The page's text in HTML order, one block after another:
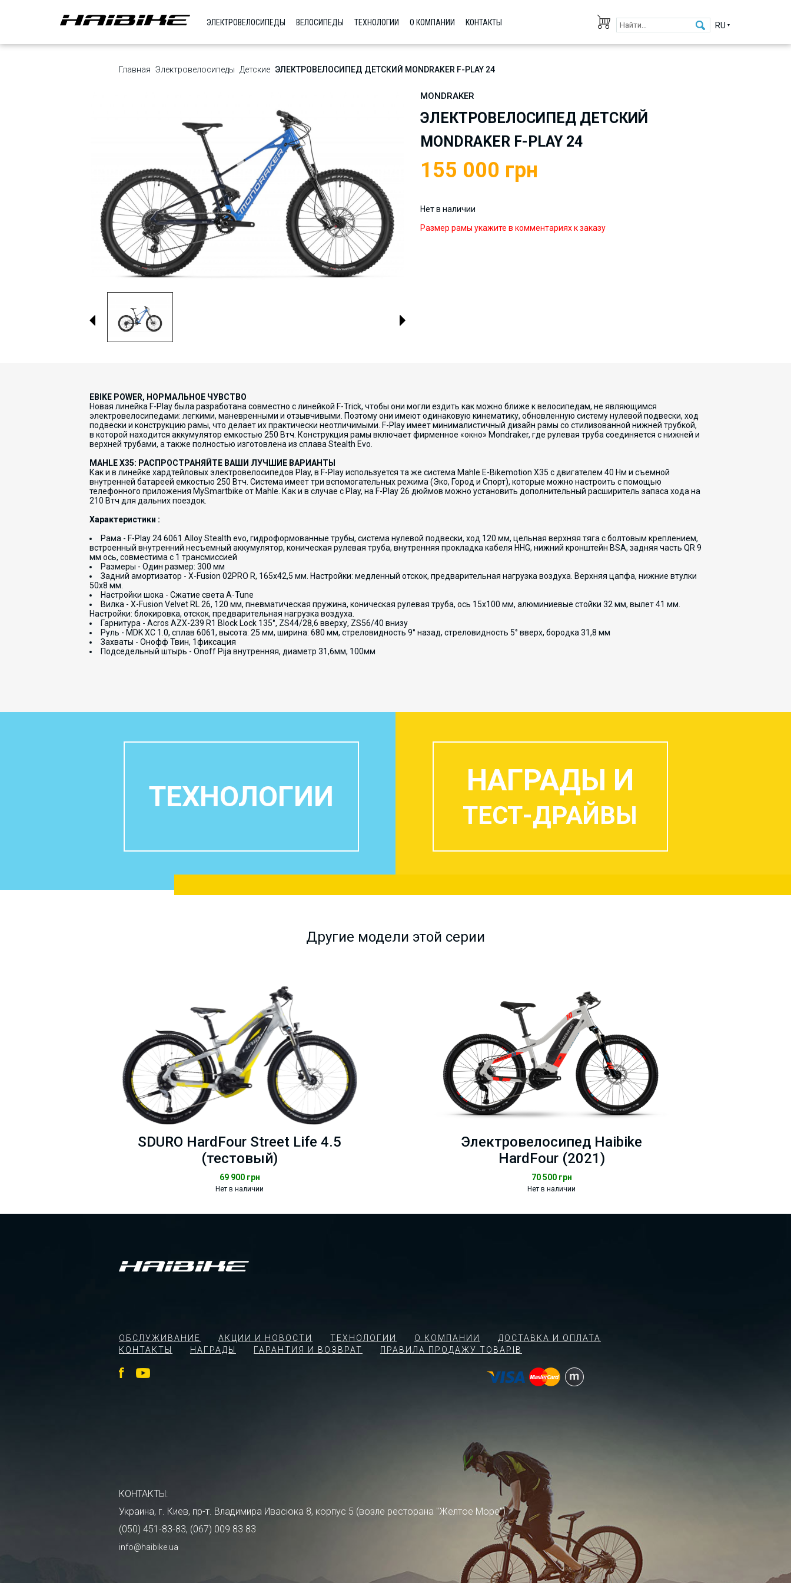
ЭЛЕКТРОВЕЛОСИПЕДЫ ВЕЛОСИПЕДЫ ТЕХНОЛОГИИ О КОМПАНИИ КОНТАКТЫ RU
Главная Электровелосипеды Детские ЭЛЕКТРОВЕЛОСИПЕД ДЕТСКИЙ MONDRAKER F-PLAY 24
MONDRAKER
ЭЛЕКТРОВЕЛОСИПЕД ДЕТСКИЙ
MONDRAKER F-PLAY 24
155 000 грн
Нет в наличии
Размер рамы укажите в комментариях к заказу
EBIKE POWER, НОРМАЛЬНОЕ ЧУВСТВО
Новая линейка F-Play была разработана совместно с линейкой F-Trick, чтобы они могли ездить как можно ближе к велосипедам, не являющимся
электровелосипедами: легкими, маневренными и отзывчивыми. Поэтому они имеют одинаковую кинематику, обновленную систему нулевой подвески, ход
подвески и конструкцию рамы, что делает их практически неотличимыми. F-Play имеет минималистичный дизайн рамы со стилизованной нижней трубкой,
в которой находится аккумулятор емкостью 250 Втч. Конструкция рамы включает фирменное «окно» Mondraker, где рулевая труба соединяется с нижней и
верхней трубами, а также полностью изготовлена из сплава Stealth Evo.
MAHLE X35: РАСПРОСТРАНЯЙТЕ ВАШИ ЛУЧШИЕ ВАРИАНТЫ
Как и в линейке хардтейловых электровелосипедов Play, в F-Play используется та же система Mahle E-Bikemotion X35 с двигателем 40 Нм и съемной
внутренней батареей емкостью 250 Втч. Система имеет три вспомогательных режима (Эко, Город и Спорт), которые можно настроить с помощью
телефонного приложения MySmartbike от Mahle. Как и в случае с Play, на F-Play 26 дюймов можно установить дополнительный расширитель запаса хода на
210 Втч для дальних поездок.
Характеристики :
Рама - F-Play 24 6061 Alloy Stealth evo, гидроформованные трубы, система нулевой подвески, ход 120 мм, цельная верхняя тяга с болтовым креплением,
встроенный внутренний несъемный аккумулятор, коническая рулевая труба, внутренняя прокладка кабеля HHG, нижний кронштейн BSA, задняя часть QR 9
мм ось, совместима с 1 трансмиссией
Размеры - Один размер: 300 мм
Задний амортизатор - X-Fusion 02PRO R, 165x42,5 мм. Настройки: медленный отскок, предварительная нагрузка воздуха. Верхняя цапфа, нижние втулки
50x8 мм.
Настройки шока - Сжатие света A-Tune
Вилка - X-Fusion Velvet RL 26, 120 мм, пневматическая пружина, коническая рулевая труба, ось 15x100 мм, алюминиевые стойки 32 мм, вылет 41 мм.
Настройки: блокировка, отскок, предварительная нагрузка воздуха.
Гарнитура - Acros AZX-239 R1 Block Lock 135°, ZS44/28,6 вверху, ZS56/40 внизу
Руль - MDK XC 1.0, сплав 6061, высота: 25 мм, ширина: 680 мм, стреловидность 9° назад, стреловидность 5° вверх, бородка 31,8 мм
Захваты - Онофф Твин, 1фиксация
Подседельный штырь - Onoff Pija внутренняя, диаметр 31,6мм, 100мм
ТЕХНОЛОГИИ НАГРАДЫ И
ТЕСТ-ДРАЙВЫ
Другие модели этой серии
SDURO HardFour Street Life 4.5
(тестовый)
69 900 грн
Нет в наличии
Электровелосипед Haibike
HardFour (2021)
70 500 грн
Нет в наличии
ОБСЛУЖИВАНИЕ АКЦИИ И НОВОСТИ ТЕХНОЛОГИИ О КОМПАНИИ
ДОСТАВКА И ОПЛАТА
КОНТАКТЫ
НАГРАДЫ ГАРАНТИЯ И ВОЗВРАТ ПРАВИЛА ПРОДАЖУ ТОВАРІВ
КОНТАКТЫ:
Украина, г. Киев, пр-т. Владимира Ивасюка 8, корпус 5 (возле ресторана "Желтое Море")
(050) 451-83-83, (067) 009 83 83
info@haibike.ua